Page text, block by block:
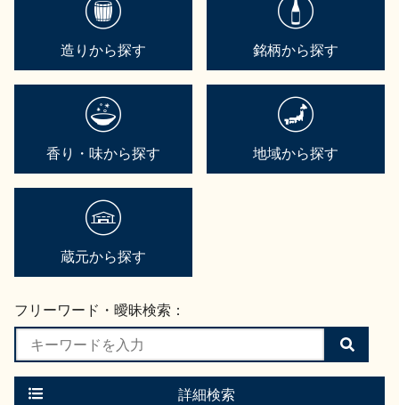
造りから探す 銘柄から探す
香り・味から探す 地域から探す
蔵元から探す
フリーワード・曖昧検索：
検
索
す
詳細検索